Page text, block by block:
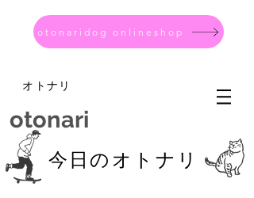
otonaridog onlineshop
オトナリ
otonari
今日のオトナリ